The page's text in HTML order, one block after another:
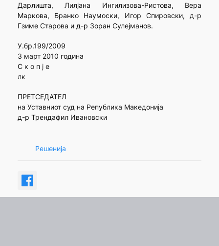
Дарлишта, Лилјана Ингилизова-Ристова, Вера
Маркова, Бранко Наумоски, Игор Спировски, д-р
Гзиме Старова и д-р Зоран Сулејманов.
У.бр.199/2009
3 март 2010 година
С к о п ј е
лк
ПРЕТСЕДАТЕЛ
на Уставниот суд на Република Македонија
д-р Трендафил Ивановски
Решенија